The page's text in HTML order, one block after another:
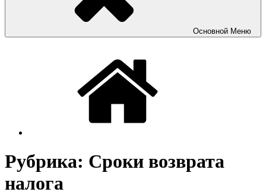
Основной Меню
Рубрика: Сроки возврата
налога